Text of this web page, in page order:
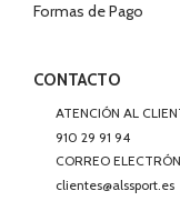
Formas de Pago
CONTACTO
ATENCIÓN AL
910 29 91 94
CORREO
clientes@alssport.es